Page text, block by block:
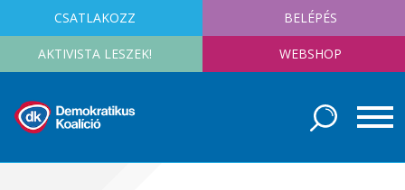
CSATLAKOZZ BELÉPÉS
AKTIVISTA LESZEK! WEBSHOP